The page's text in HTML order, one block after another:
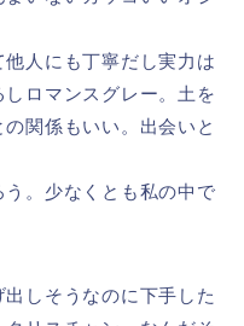
人にも丁寧だし実力は
ロマンスグレー。土を
関係もいい。出会いと
。少なくとも私の中で
しそうなのに下手した